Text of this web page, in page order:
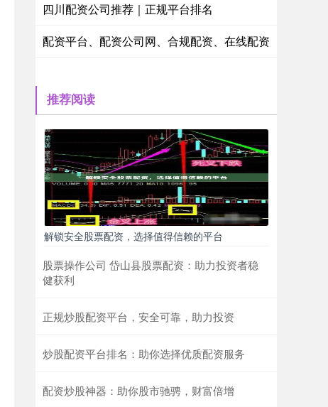
四川配资公司推荐｜正规平台排名
配资平台、配资公司网、合规配资、在线配资
推荐阅读
解锁安全股票配资，选择值得信赖的平台
股票操作公司 岱山县股票配资：助力投资者稳
健获利
正规炒股配资平台，安全可靠，助力投资
炒股配资平台排名：助你选择优质配资服务
配资炒股神器：助你股市驰骋，财富倍增